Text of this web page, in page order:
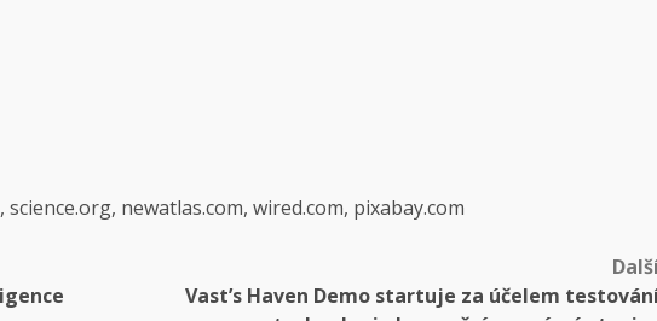
newatlas.com, wired.com, pixabay.com
Vast’s Haven Demo startuje za účelem